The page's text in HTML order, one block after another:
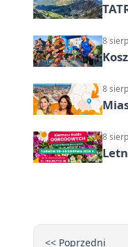
8
8
8
<< Poprzedni